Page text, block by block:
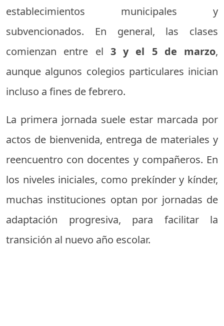
establecimientos municipales y
subvencionados. En general, las clases
comienzan entre el 3 y el 5 de marzo,
aunque algunos colegios particulares inician
incluso a fines de febrero.
La primera jornada suele estar marcada por
actos de bienvenida, entrega de materiales y
reencuentro con docentes y compañeros. En
los niveles iniciales, como prekínder y kínder,
muchas instituciones optan por jornadas de
adaptación progresiva, para facilitar la
transición al nuevo año escolar.